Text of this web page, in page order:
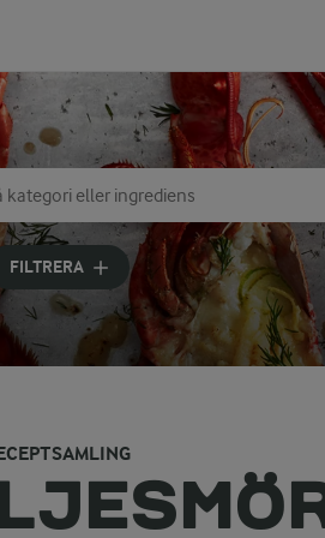
kategori eller ingrediens
sökord för att få förslag
FILTRERA